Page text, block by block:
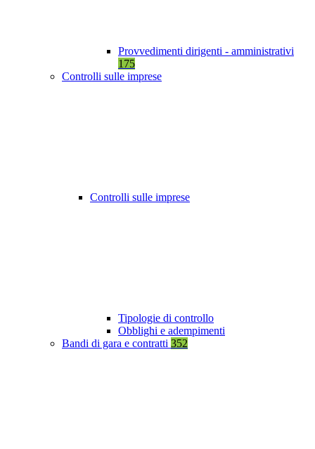
Provvedimenti dirigenti - amministrativi
175
Controlli sulle imprese
Controlli sulle imprese
Tipologie di controllo
Obblighi e adempimenti
Bandi di gara e contratti 352